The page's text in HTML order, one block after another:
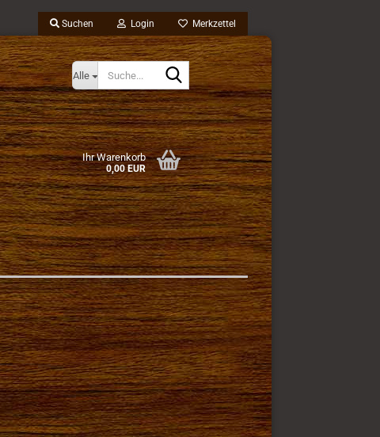
Suchen Login Merkzettel
Alle
Suche...
Ihr Warenkorb
0,00 EUR